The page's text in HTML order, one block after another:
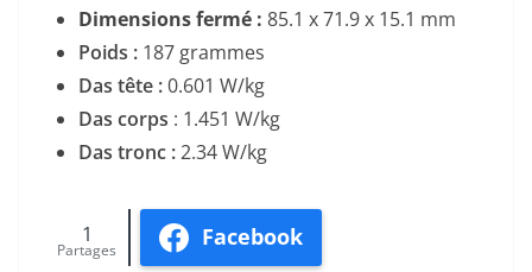
Dimensions fermé : 85.1 x 71.9 x 15.1 mm
Poids : 187 grammes
Das tête :0.601 W/kg
Das corps : 1.451 W/kg
Das tronc :2.34 W/kg
Facebook
Partages
1